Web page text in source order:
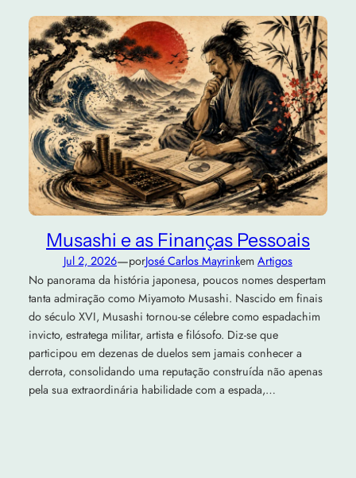
Musashi e as Finanças Pessoais
Jul 2, 2026—porJosé Carlos Mayrinkem Artigos
No panorama da história japonesa, poucos nomes despertam
tanta admiração como Miyamoto Musashi. Nascido em finais
do século XVI, Musashi tornou-se célebre como espadachim
invicto, estratega militar, artista e filósofo. Diz-se que
participou em dezenas de duelos sem jamais conhecer a
derrota, consolidando uma reputação construída não apenas
pela sua extraordinária habilidade com a espada,…